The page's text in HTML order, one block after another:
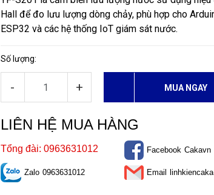
Hall để đo lưu lượng dòng chảy, phù hợp cho
ESP32 và các hệ thống IoT giám sát nước.
Số lượng:
- + MUA NGAY
LIÊN HỆ MUA HÀNG
Tổng đài: 0963631012
Zalo 0963631012
Facebook Cakavn
Email